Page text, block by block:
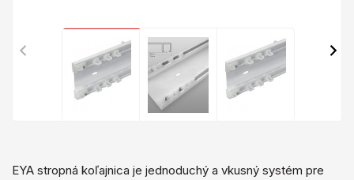
EYA stropná koľajnica je jednoduchý a vkusný systém pre